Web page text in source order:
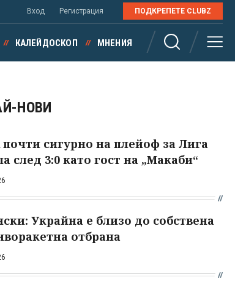
Вход Регистрация ПОДКРЕПЕТЕ CLUBZ
КАЛЕЙДОСКОП МНЕНИЯ
НОВИ
сигурно на плейоф за Лига
след 3:0 като гост на „Макаби“
Украйна е близо до собствена
отбрана